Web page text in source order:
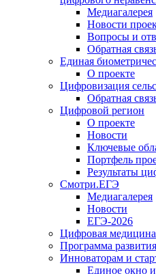
Медиагалерея
Новости
Вопросы и
Обратная
Единая
О проекте
Цифровизация
Обратная
Цифровой регион
О проекте
Новости
Ключевые
Портфель
Результаты
Смотри.ЕГЭ
Медиагалерея
Новости
ЕГЭ-2026
Цифровая медицина
Программа
Инноваторам и
Единое окно